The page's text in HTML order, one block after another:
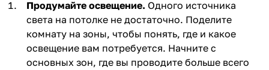
Продумайте освещение. Одного источника
света на потолке не достаточно. Поделите
комнату на зоны, чтобы понять, где и какое
освещение вам потребуется. Начните с
основных зон, где вы проводите больше всего